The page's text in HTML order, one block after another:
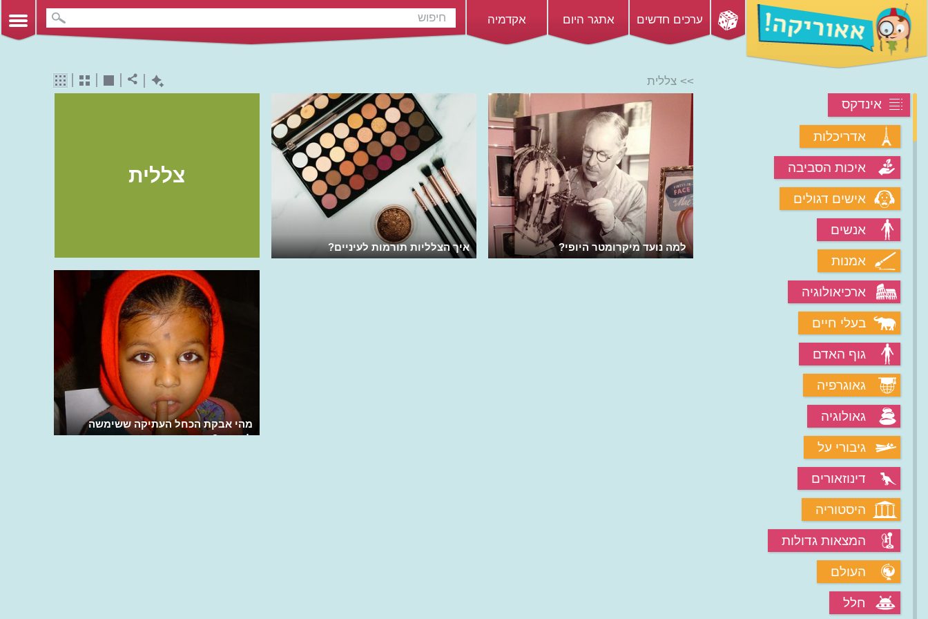
ערכים חדשים אתגר היום אקדמיה
אינדקס
אדריכלות
איכות הסביבה
אישים דגולים
אנשים
אמנות
ארכיאולוגיה
בעלי חיים
גוף האדם
גאוגרפיה
גאולוגיה
גיבורי על
דינוזאורים
היסטוריה
המצאות גדולות
העולם
חלל
>> צללית
צללית
איך הצלליות תורמות לעיניים? למה נועד מיקרומטר היופי?
מהי אבקת הכחל העתיקה ששימשה
לעיניים?